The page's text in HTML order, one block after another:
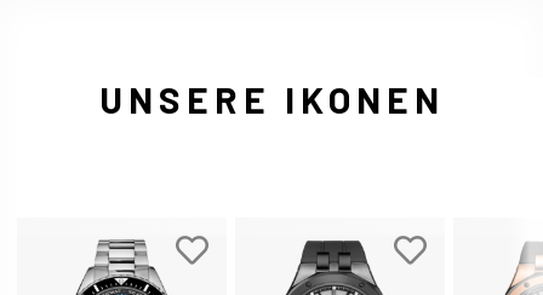
UNSERE IKONEN